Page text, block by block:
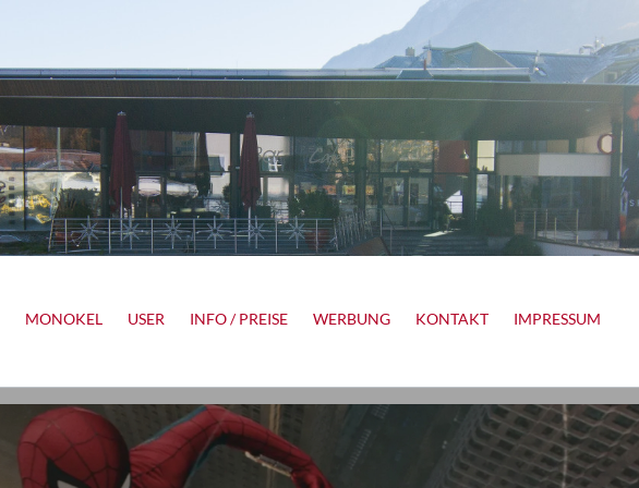
MONOKEL USER INFO / PREISE WERBUNG KONTAKT IMPRESSUM